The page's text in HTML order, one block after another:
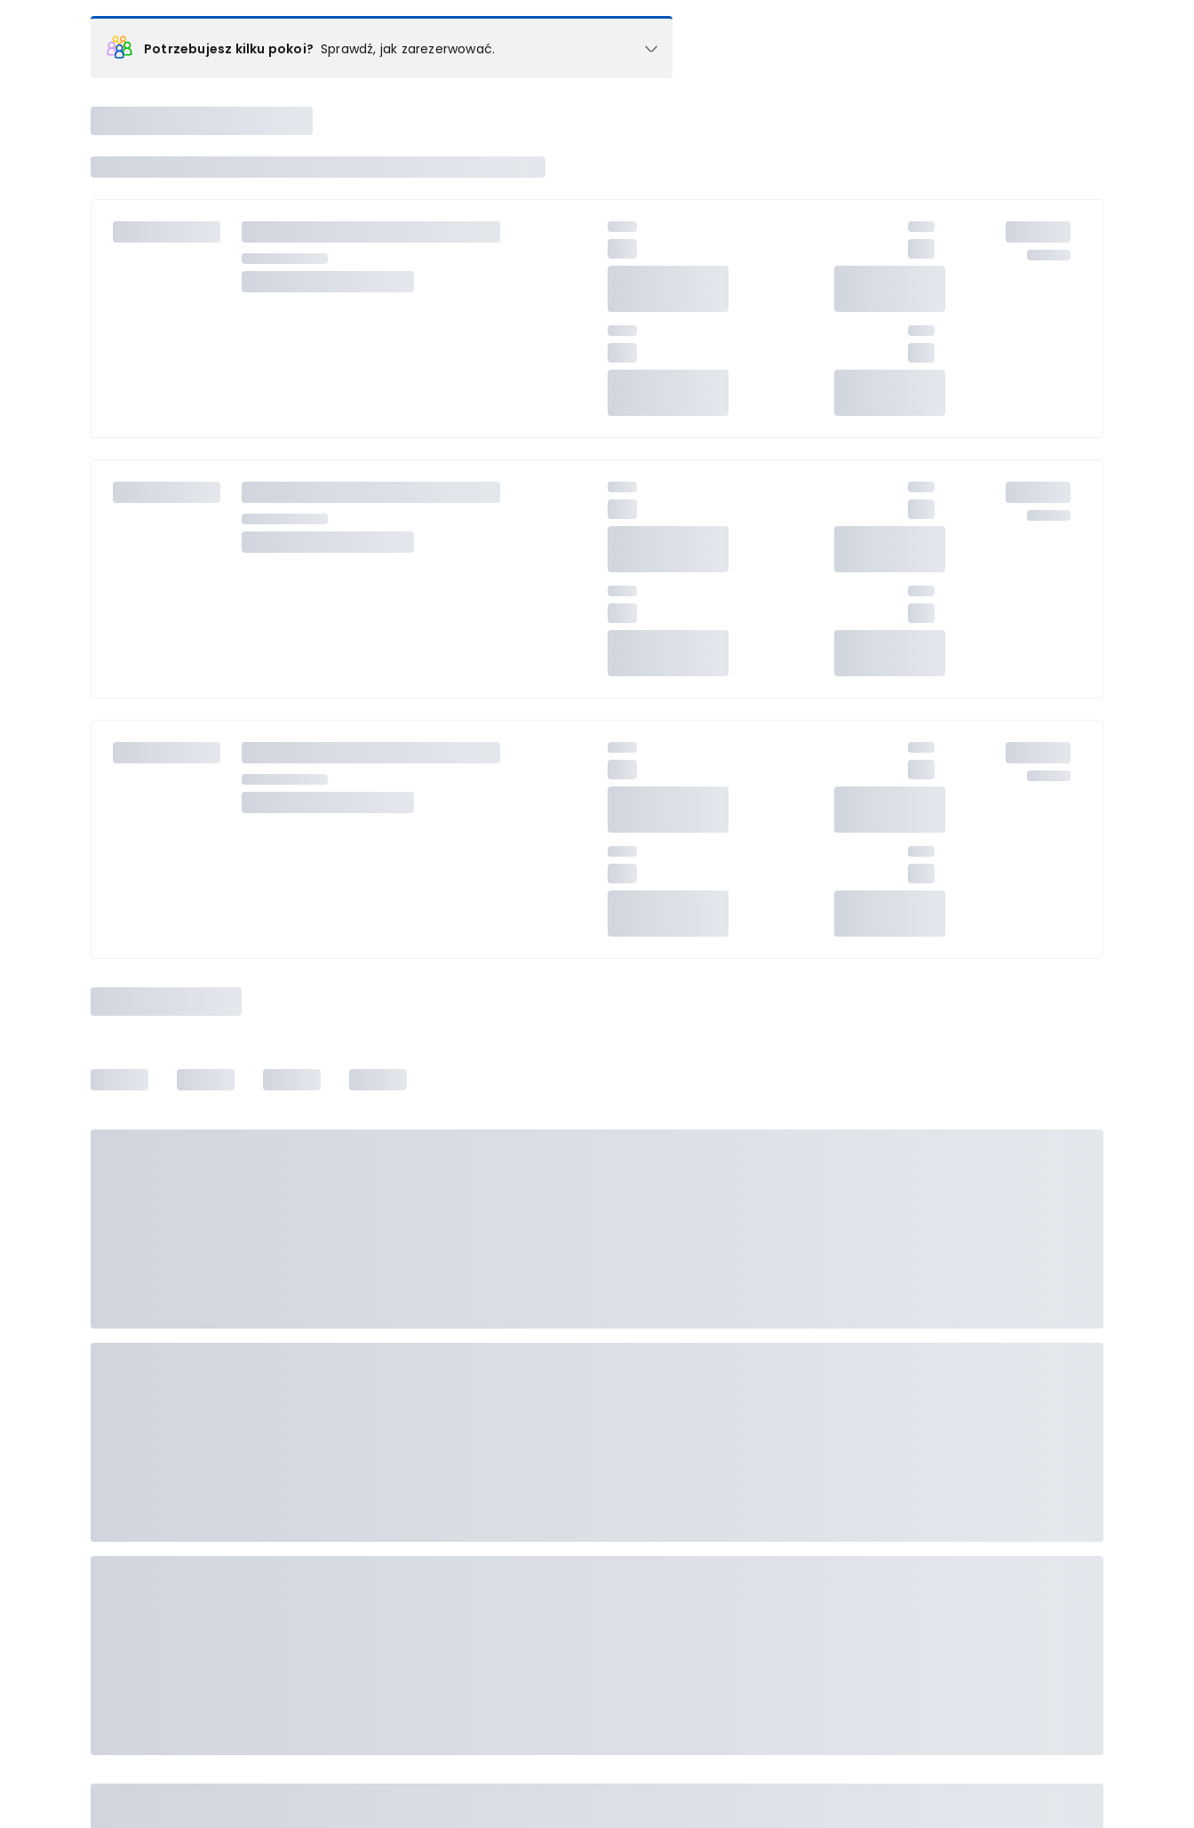
Potrzebujesz kilku pokoi? Sprawdź, jak zarezerwować.
Wybierz jedną z ofert z listy i zarezerwuj ją. Zrób oddzielne rezerwacje dla każdego kolejnego pokoju
lubskontaktuj się z nami,by złożyć zamówienie u naszego doradcy.
Maksymalna liczba uczestników